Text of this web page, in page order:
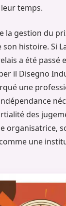
temps.
la gestion du
histoire. Si
a été passé
il Disegno
une
des
organisatrice,
une